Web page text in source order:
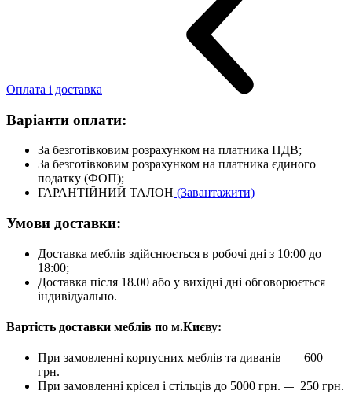
Оплата і доставка
Варіанти оплати:
За безготівковим розрахунком на платника ПДВ;
За безготівковим розрахунком на платника єдиного
податку (ФОП);
ГАРАНТІЙНИЙ ТАЛОН (Завантажити)
Умови доставки:
Доставка меблів здійснюється в робочі дні з 10:00 до
18:00;
Доставка після 18.00 або у вихідні дні обговорюється
індивідуально.
Вартість доставки меблів по м.Києву:
При замовленні корпусних меблів та диванів — 600
грн.
При замовленні крісел і стільців до 5000 грн. — 250 грн.